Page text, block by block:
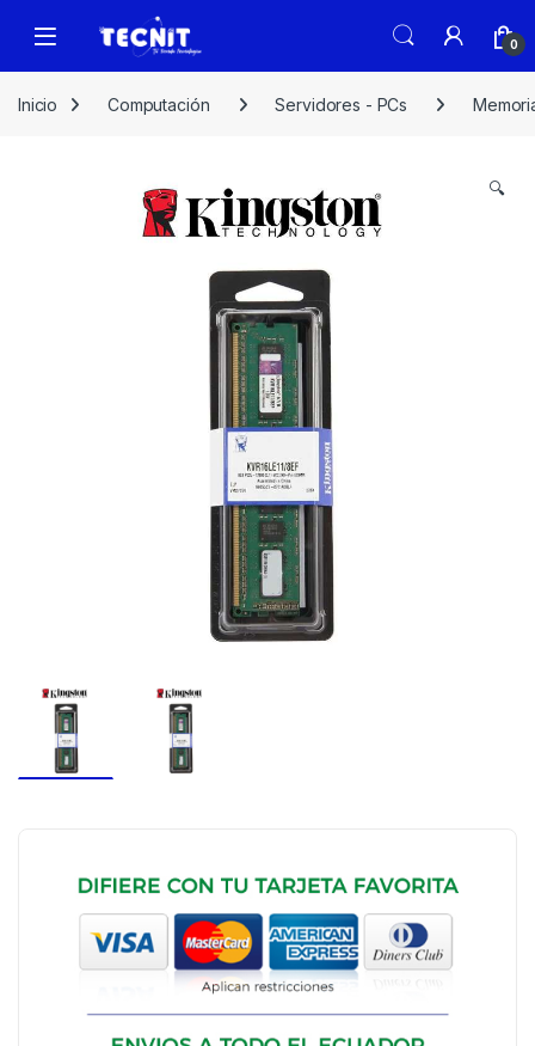
0
Inicio Computación Servidores - PCs
🔍